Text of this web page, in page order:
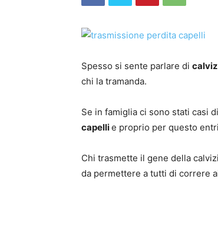
Spesso si sente parlare di
chi la tramanda.
Se in famiglia ci sono stati casi
capellie proprio per questo
Chi trasmette il gene della
da permettere a tutti di correre